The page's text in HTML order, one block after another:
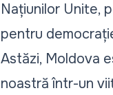
Națiunilor Unite,
pentru
Astăzi, Moldova
noastră într-un